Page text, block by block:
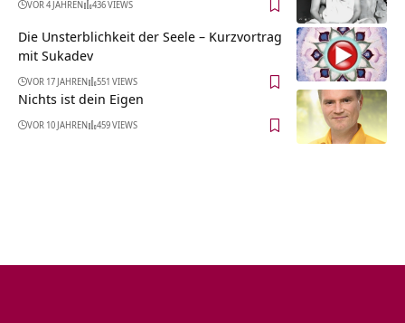
VOR 4 JAHREN 436 VIEWS
Die Unsterblichkeit der Seele – Kurzvortrag
mit Sukadev
VOR 17 JAHREN 551 VIEWS
Nichts ist dein Eigen
VOR 10 JAHREN 459 VIEWS